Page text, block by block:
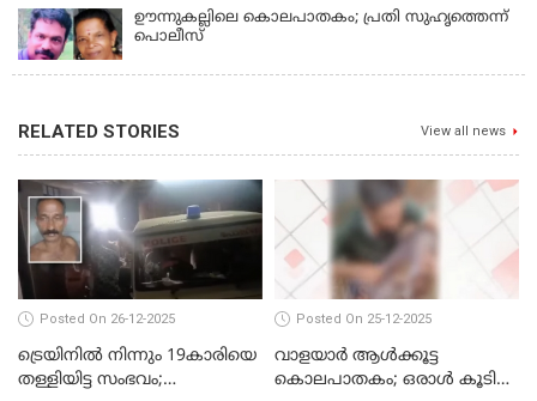
ഊന്നുകല്ലിലെ കൊലപാതകം; പ്രതി സുഹൃത്തെന്ന്
പൊലീസ്
RELATED STORIES View all news
Posted On 26-12-2025
ട്രെയിനില്‍ നിന്നും 19കാരിയെ
തള്ളിയിട്ട സംഭവം;
Posted On 25-12-2025
വാളയാര്‍ ആള്‍ക്കൂട്ട
കൊലപാതകം; ഒരാള്‍ കൂടി